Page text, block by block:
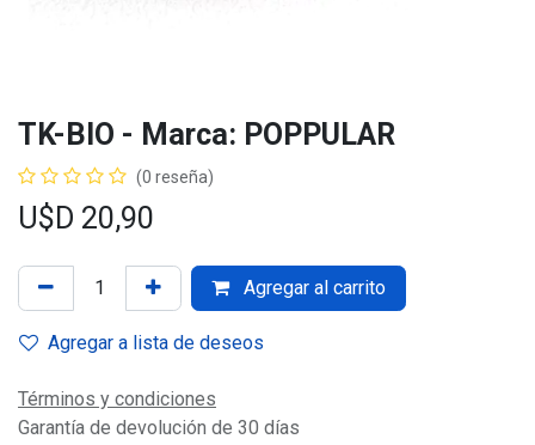
TK-BIO - Marca: POPPULAR
(0 reseña)
U$D 20,90
Agregar al carrito
Agregar a lista de deseos
Términos y condiciones
Garantía de devolución de 30 días